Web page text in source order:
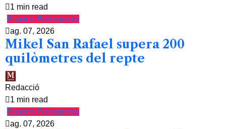
1 min read
Esports Poliesportiu
ag. 07, 2026
Mikel San Rafael supera 200
quilòmetres del repte
Redacció
1 min read
Esports Poliesportiu
ag. 07, 2026